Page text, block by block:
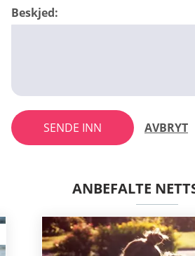
Beskjed:
SENDE INN AVBRYT
ANBEFALTE